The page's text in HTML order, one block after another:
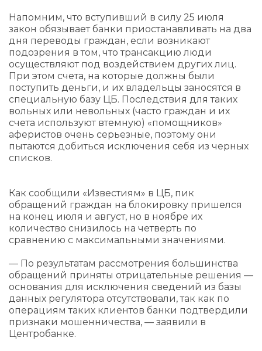
Напомним, что вступивший в силу 25 июля
закон обязывает банки приостанавливать на два
дня переводы граждан, если возникают
подозрения в том, что трансакцию люди
осуществляют под воздействием других лиц.
При этом счета, на которые должны были
поступить деньги, и их владельцы заносятся в
специальную базу ЦБ. Последствия для таких
вольных или невольных (часто граждан и их
счета используют втемную) «помощников»
аферистов очень серьезные, поэтому они
пытаются добиться исключения себя из черных
списков.
Как сообщили «Известиям» в ЦБ, пик
обращений граждан на блокировку пришелся
на конец июля и август, но в ноябре их
количество снизилось на четверть по
сравнению с максимальными значениями.
— По результатам рассмотрения большинства
обращений приняты отрицательные решения —
основания для исключения сведений из базы
данных регулятора отсутствовали, так как по
операциям таких клиентов банки подтвердили
признаки мошенничества, — заявили в
Центробанке.